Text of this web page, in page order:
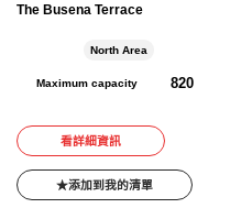
The Busena Terrace
North Area
Maximum capacity 820
看詳細資訊
添加到我的清單